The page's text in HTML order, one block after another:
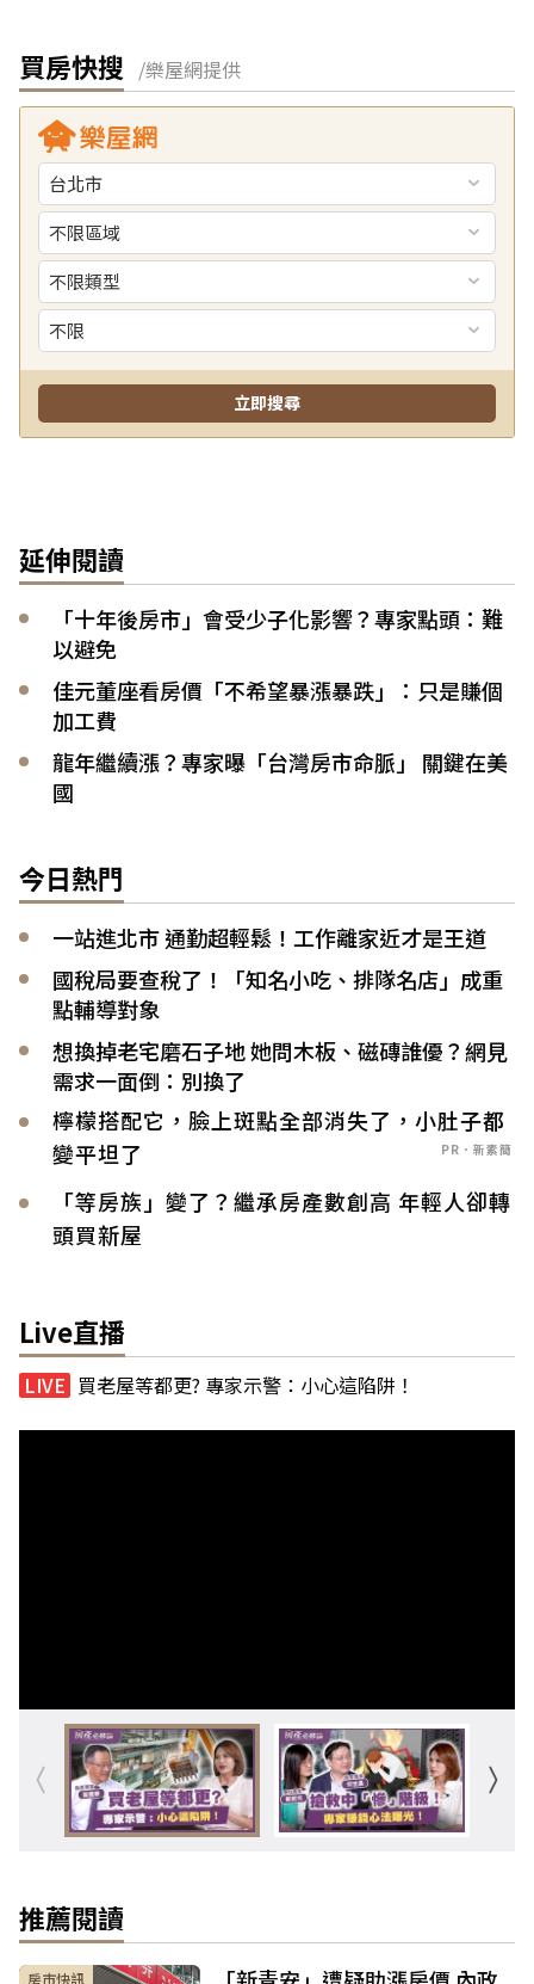
買房快搜 /樂屋網提供
延伸閱讀
「十年後房市」會受少子化影響？專家點頭：難
以避免
佳元董座看房價「不希望暴漲暴跌」：只是賺個
加工費
龍年繼續漲？專家曝「台灣房市命脈」 關鍵在美
國
今日熱門
一站進北市 通勤超輕鬆！工作離家近才是王道
國稅局要查稅了！「知名小吃、排隊名店」成重
點輔導對象
想換掉老宅磨石子地 她問木板、磁磚誰優？網見
需求一面倒：別換了
檸檬搭配它，臉上斑點全部消失了，小肚子都
變平坦了
PR．新素簡
「等房族」變了？繼承房產數創高 年輕人卻轉
頭買新屋
Live直播
買老屋等都更? 專家示警：小心這陷阱！
推薦閱讀
房市快訊